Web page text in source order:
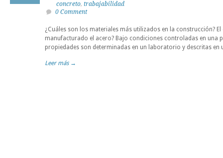
concreto, trabajabilidad
0 Comment
¿Cuáles son los materiales más utilizados en la construcción?
manufacturado el acero? Bajo condiciones controladas en una
propiedades son determinadas en un laboratorio y descritas en
Leer más →